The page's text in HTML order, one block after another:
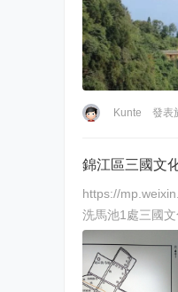
Kunte 發表
錦江區三國文
https://mp.weixin.qq.com/s/